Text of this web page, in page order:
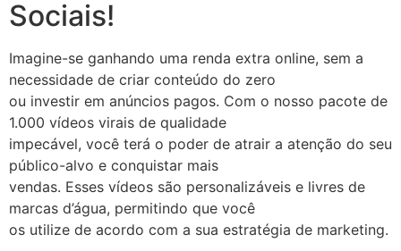
Sociais!
Imagine-se ganhando uma renda extra online, sem a
necessidade de criar conteúdo do zero
ou investir em anúncios pagos. Com o nosso pacote de
1.000 vídeos virais de qualidade
impecável, você terá o poder de atrair a atenção do seu
público-alvo e conquistar mais
vendas. Esses vídeos são personalizáveis e livres de
marcas d’água, permitindo que você
os utilize de acordo com a sua estratégia de marketing.